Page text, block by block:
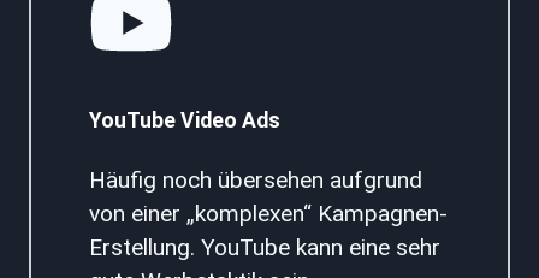
YouTube Video Ads
Häufig noch übersehen aufgrund
von einer „komplexen“ Kampagnen-
Erstellung. YouTube kann eine sehr